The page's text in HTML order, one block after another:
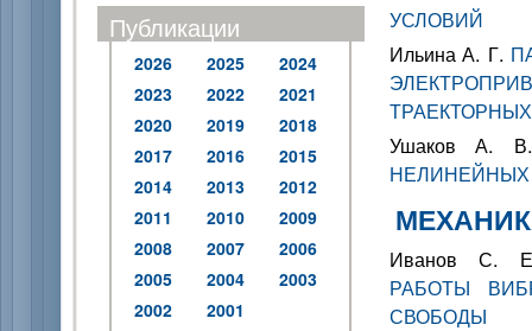
Публикации
2026 2025
2024
2023
2022
2021
2020
2019
2018
2017
2016
2015
2014
2013
2012
2011
2010
2009
2008
2007
2006
2005
2004
2003
2002
2001
УСЛОВИЙ
Ильина А. Г.
Ушаков А.
Иванов С.
РАБОТЫ
СВОБОДЫ